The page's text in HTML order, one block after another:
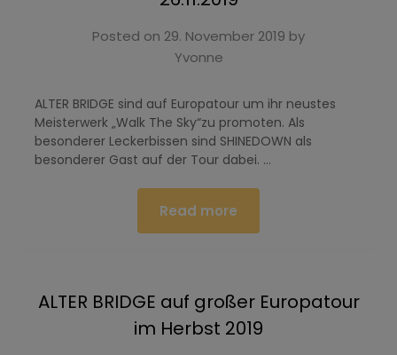
Posted on 29. November 2019 by
Yvonne
ALTER BRIDGE sind auf Europatour um ihr neustes
Meisterwerk „Walk The Sky“zu promoten. Als
besonderer Leckerbissen sind SHINEDOWN als
besonderer Gast auf der Tour dabei. …
Read more
ALTER BRIDGE auf großer Europatour
im Herbst 2019